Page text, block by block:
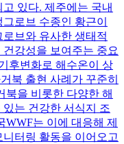
있다. 제주에는 국내
로브 수종인 황근이
브와 유사한 생태적
강성을 보여주는 중요
후변화로 해수온이 상
북 출현 사례가 꾸준히
북을 비롯한 다양한 해
는 건강한 서식지 조
는 이에 대응해 제
터링 활동을 이어오고